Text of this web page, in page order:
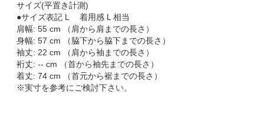
サイズ(平置き計測)
●サイズ表記 L 着用感 L 相当
肩幅: 55 cm （肩から肩までの長さ）
身幅: 57 cm （脇下から脇下までの長さ）
袖丈: 22 cm （肩から袖までの長さ）
裄丈: -- cm （首から袖先までの長さ）
着丈: 74 cm （首元から裾までの長さ）
※実寸を参考にご検討下さい。